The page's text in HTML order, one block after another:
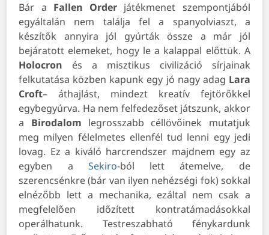
Bár a Fallen Order játékmenet szempontjából
egyáltalán nem találja fel a spanyolviaszt, a
készítők annyira jól gyúrták össze a már jól
bejáratott elemeket, hogy le a kalappal előttük. A
Holocron és a misztikus civilizáció sírjainak
felkutatása közben kapunk egy jó nagy adag Lara
Croft– áthajlást, mindezt kreatív fejtörőkkel
egybegyúrva. Ha nem felfedezőset játszunk, akkor
a Birodalom legrosszabb céllövőinek mutatjuk
meg milyen félelmetes ellenfél tud lenni egy jedi
lovag. Ez a kiváló harcrendszer majdnem egy az
egyben a Sekiro-ból lett átemelve, de
szerencsénkre (bár van ilyen nehézségi fok) sokkal
elnézőbb lett a mechanika, ezáltal nem csak a
megfelelően időzített kontratámadásokkal
operálhatunk. Testreszabható fénykardunk